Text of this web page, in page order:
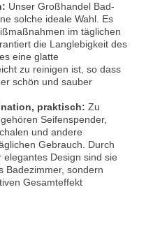
Unser Großhandel Bad-
solche ideale Wahl. Es
im täglichen
die Langlebigkeit des
eine glatte
zu reinigen ist, so dass
schön und sauber
praktisch: Zu
Seifenspender,
und andere
Gebrauch. Durch
Design sind sie
Badezimmer, sondern
Gesamteffekt